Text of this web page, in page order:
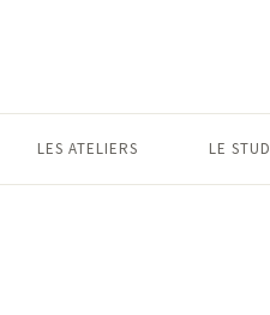
LES ATELIERS LE